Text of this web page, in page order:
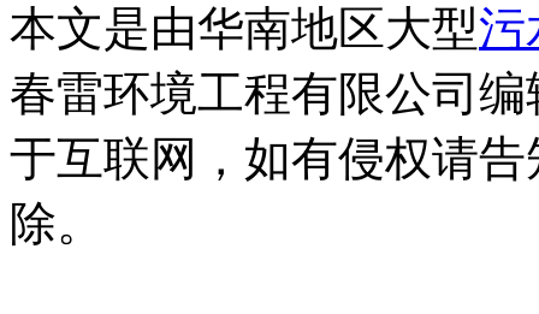
本文是由华南地区大型污
春雷环境工程有限公司
于互联网，如有侵权请
除。